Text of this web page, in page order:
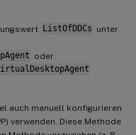
ListOfDDCs unter
oder
auch manuell konfigurieren
verwenden. Diese Methode